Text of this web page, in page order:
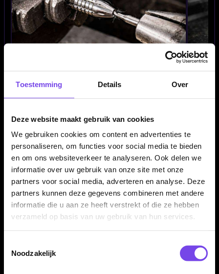
Toestemming Details Over
Deze website maakt gebruik van cookies
We gebruiken cookies om content en advertenties te
personaliseren, om functies voor social media te bieden
en om ons websiteverkeer te analyseren. Ook delen we
informatie over uw gebruik van onze site met onze
partners voor social media, adverteren en analyse. Deze
partners kunnen deze gegevens combineren met andere
informatie die u aan ze heeft verstrekt of die ze hebben
verzameld op basis van uw gebruik van hun services.
Noodzakelijk
Advies van echte darters Gratis verzending vanaf €40
Dartpijlen kopen bij McDartShop.nl
Wil jedartpijlen kopen? Bij McDartShop.nl vind je een ruim
assortiment steeltip dartpijlen, softtip darts, tungsten dartpijlen
en voordelige instapsets voor ieder niveau. Je vergelijkt
speelstijl, zodat je sneller een set kiest die past bij jouw worp.